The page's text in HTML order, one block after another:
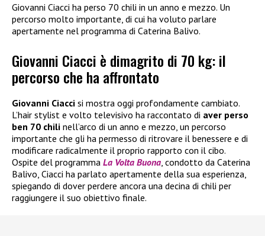
Giovanni Ciacci ha perso 70 chili in un anno e mezzo. Un
percorso molto importante, di cui ha voluto parlare
apertamente nel programma di Caterina Balivo.
Giovanni Ciacci è dimagrito di 70 kg: il
percorso che ha affrontato
Giovanni Ciacci si mostra oggi profondamente cambiato.
L’hair stylist e volto televisivo ha raccontato di aver perso
ben 70 chili nell’arco di un anno e mezzo, un percorso
importante che gli ha permesso di ritrovare il benessere e di
modificare radicalmente il proprio rapporto con il cibo.
Ospite del programma La Volta Buona, condotto da Caterina
Balivo, Ciacci ha parlato apertamente della sua esperienza,
spiegando di dover perdere ancora una decina di chili per
raggiungere il suo obiettivo finale.